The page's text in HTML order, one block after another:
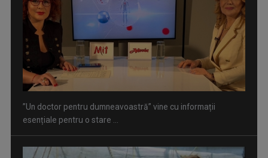
Serialul „Toate pânzele sus!” ne umple duminicile de
aventură, la TVR 2